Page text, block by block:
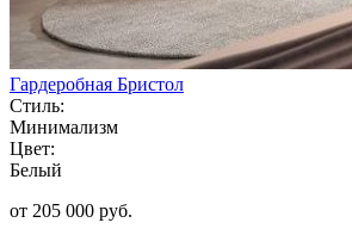
Гардеробная Бристол
Стиль:
Минимализм
Цвет:
Белый
от 205 000 руб.